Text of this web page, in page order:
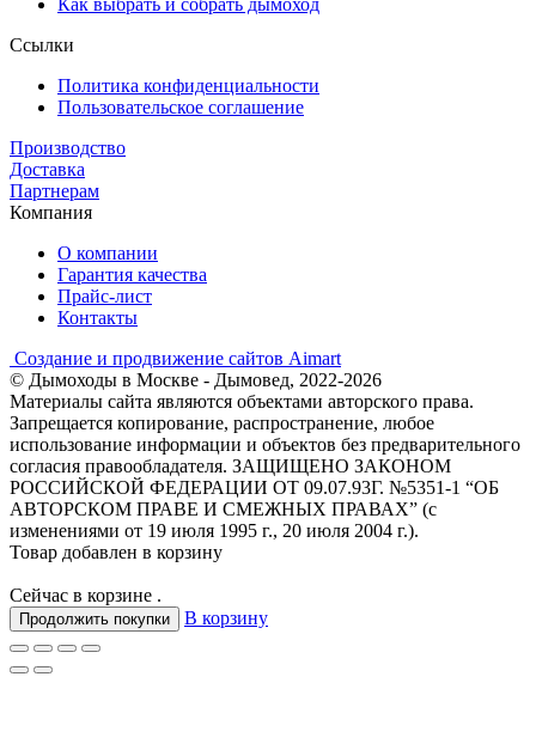
Как выбрать и собрать дымоход
Ссылки
Политика конфиденциальности
Пользовательское соглашение
Производство
Доставка
Партнерам
Компания
О компании
Гарантия качества
Прайс-лист
Контакты
Создание и продвижение сайтов Aimart
© Дымоходы в Москве - Дымовед, 2022-2026
Материалы сайта являются объектами авторского права.
Запрещается копирование, распространение, любое
использование информации и объектов без предварительного
согласия правообладателя. ЗАЩИЩЕНО ЗАКОНОМ
РОССИЙСКОЙ ФЕДЕРАЦИИ ОТ 09.07.93Г. №5351-1 “ОБ
АВТОРСКОМ ПРАВЕ И СМЕЖНЫХ ПРАВАХ” (с
изменениями от 19 июля 1995 г., 20 июля 2004 г.).
Товар добавлен в корзину
Сейчас в корзине .
Продолжить покупки В корзину